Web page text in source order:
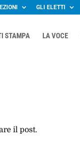
GLI ELETTI
STAMPA LA VOCE
il post.